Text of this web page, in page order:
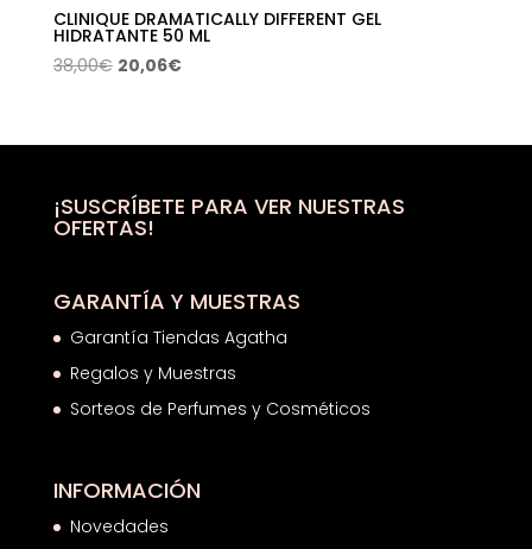
CLINIQUE DRAMATICALLY DIFFERENT GEL
HIDRATANTE 50 ML
38,00€ El
era:
20,06€El
es:
¡SUSCRÍBETE PARA VER NUESTRAS
OFERTAS!
GARANTÍA Y MUESTRAS
Garantía Tiendas Agatha
Regalos y Muestras
Sorteos de Perfumes y Cosméticos
INFORMACIÓN
Novedades